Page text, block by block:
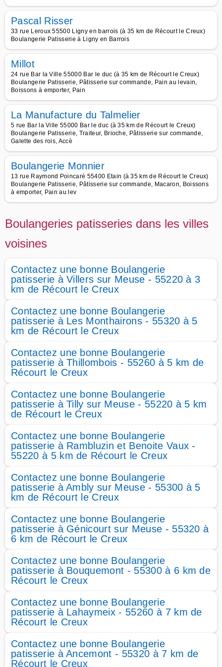
Pascal Risser
33 rue Leroux 55500 Ligny en barrois (à 35 km de Récourt le Creux)
Boulangerie Patisserie à Ligny en Barrois
Millot
24 rue Bar la Ville 55000 Bar le duc (à 35 km de Récourt le Creux)
Boulangerie Patisserie, Pâtisserie sur commande, Pain au levain,
Boissons à emporter, Pain
La Manufacture du Talmelier
5 rue Bar la Ville 55000 Bar le duc (à 35 km de Récourt le Creux)
Boulangerie Patisserie, Traiteur, Brioche, Pâtisserie sur commande,
Galette des rois, Accè
Boulangerie Monnier
13 rue Raymond Poincaré 55400 Etain (à 35 km de Récourt le Creux)
Boulangerie Patisserie, Pâtisserie sur commande, Macaron, Boissons
à emporter, Pain au lev
Boulangeries patisseries dans les villes
voisines
Contactez une bonne Boulangerie
patisserie à Villers sur Meuse - 55220 à 3
km de Récourt le Creux
Contactez une bonne Boulangerie
patisserie à Les Monthairons - 55320 à 5
km de Récourt le Creux
Contactez une bonne Boulangerie
patisserie à Thillombois - 55260 à 5 km de
Récourt le Creux
Contactez une bonne Boulangerie
patisserie à Tilly sur Meuse - 55220 à 5 km
de Récourt le Creux
Contactez une bonne Boulangerie
patisserie à Rambluzin et Benoite Vaux -
55220 à 5 km de Récourt le Creux
Contactez une bonne Boulangerie
patisserie à Ambly sur Meuse - 55300 à 5
km de Récourt le Creux
Contactez une bonne Boulangerie
patisserie à Génicourt sur Meuse - 55320 à
6 km de Récourt le Creux
Contactez une bonne Boulangerie
patisserie à Bouquemont - 55300 à 6 km de
Récourt le Creux
Contactez une bonne Boulangerie
patisserie à Lahaymeix - 55260 à 7 km de
Récourt le Creux
Contactez une bonne Boulangerie
patisserie à Ancemont - 55320 à 7 km de
Récourt le Creux